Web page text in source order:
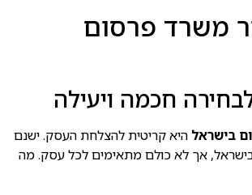
משרד פרסום
חכמה ויעילה
בישראל היא קריטית להצלחת העסק. ישנם
אך לא כולם מתאימים לכל עסק. מה